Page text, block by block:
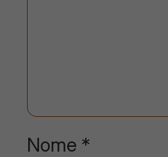
Nome *